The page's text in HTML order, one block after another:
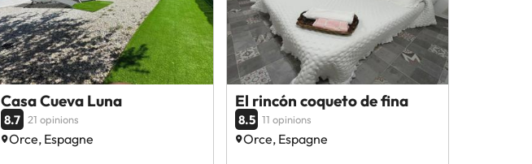
Casa Cueva Luna
8.7 21 opinions
Orce, Espagne
El rincón coqueto de fina
8.5 11 opinions
Orce, Espagne